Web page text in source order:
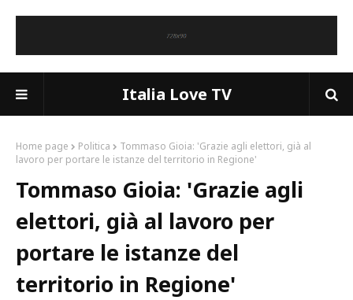
Italia Love TV
Home page Politica
Tommaso Gioia: 'Grazie agli elettori, già al
lavoro per portare le istanze del territorio in Regione'
Tommaso Gioia: 'Grazie agli
elettori, già al lavoro per
portare le istanze del
territorio in Regione'